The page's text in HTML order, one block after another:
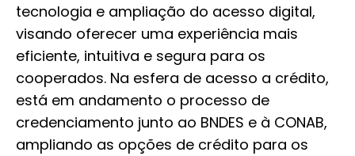
tecnologia e ampliação do acesso digital,
visando oferecer uma experiência mais
eficiente, intuitiva e segura para os
cooperados. Na esfera de acesso a crédito,
está em andamento o processo de
credenciamento junto ao BNDES e à CONAB,
ampliando as opções de crédito para os